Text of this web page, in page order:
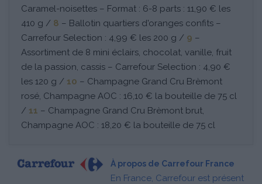
Caramel-noisettes – Format : 6-8 parts : 11,90 € les
410 g / 8 – Ballotin quartiers d'oranges confits –
Carrefour Selection : 4,99 € les 200 g / 9 –
Assortiment de 8 mini éclairs, chocolat, vanille, fruit
de la passion, cassis – Carrefour Selection : 4,90 €
les 120 g / 10 – Champagne Grand Cru Brèmont
rosé, Champagne AOC : 16,10 € la bouteille de 75 cl
/ 11 – Champagne Grand Cru Brèmont brut,
Champagne AOC : 18,20 € la bouteille de 75 cl
À propos de Carrefour France
En France, Carrefour est présent